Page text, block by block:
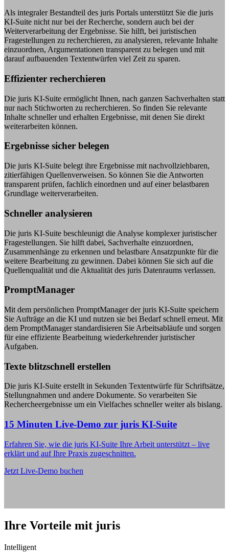
Als integraler Bestandteil des juris Portals unterstützt Sie die juris
KI-Suite nicht nur bei der Recherche, sondern auch bei der
Weiterverarbeitung der Ergebnisse. Sie hilft, bei juristischen
Fragestellungen zu recherchieren, zu analysieren, relevante Inhalte
einzuordnen, Argumentationen transparent zu belegen und mit
darauf aufbauenden Textentwürfen viel Zeit zu sparen.
Effizienter recherchieren
Die juris KI-Suite ermöglicht Ihnen, nach ganzen Sachverhalten statt
nur nach Stichworten zu recherchieren. So finden Sie relevante
Inhalte schneller und erhalten Ergebnisse, mit denen Sie direkt
weiterarbeiten können.
Ergebnisse sicher belegen
Die juris KI-Suite belegt ihre Ergebnisse mit nachvollziehbaren,
zitierfähigen Quellenverweisen. So können Sie die Antworten
transparent prüfen, fachlich einordnen und auf einer belastbaren
Grundlage weiterverarbeiten.
Schneller analysieren
Die juris KI-Suite beschleunigt die Analyse komplexer juristischer
Fragestellungen. Sie hilft dabei, Sachverhalte einzuordnen,
Zusammenhänge zu erkennen und belastbare Ansatzpunkte für die
weitere Bearbeitung zu gewinnen. Dabei können Sie sich auf die
Quellenqualität und die Aktualität des juris Datenraums verlassen.
PromptManager
Mit dem persönlichen PromptManager der juris KI-Suite speichern
Sie Aufträge an die KI und nutzen sie bei Bedarf schnell erneut. Mit
dem PromptManager standardisieren Sie Arbeitsabläufe und sorgen
für eine effiziente Bearbeitung wiederkehrender juristischer
Aufgaben.
Texte blitzschnell erstellen
Die juris KI-Suite erstellt in Sekunden Textentwürfe für Schriftsätze,
Stellungnahmen und andere Dokumente. So verarbeiten Sie
Rechercheergebnisse um ein Vielfaches schneller weiter als bislang.
15 Minuten Live-Demo zur juris KI-Suite
Erfahren Sie, wie die juris KI-Suite Ihre Arbeit unterstützt – live
erklärt und auf Ihre Praxis zugeschnitten.
Jetzt Live-Demo buchen
Ihre Vorteile mit juris
Intelligent